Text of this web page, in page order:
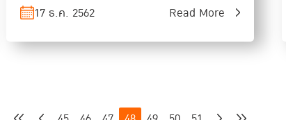
17 ธ.ค. 2562
Read More